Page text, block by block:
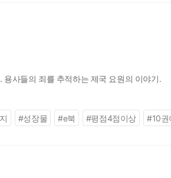
사들의 죄를 추적하는 제국 요원의 이야기.
#성장물 #e북 #평점4점이상 #10권